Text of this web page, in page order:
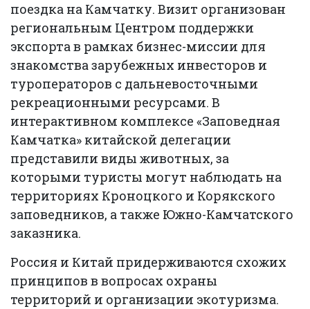
поездка на Камчатку. Визит организован
региональным Центром поддержки
экспорта в рамках бизнес-миссии для
знакомства зарубежных инвесторов и
туроператоров с дальневосточными
рекреационными ресурсами. В
интерактивном комплексе «Заповедная
Камчатка» китайской делегации
представили виды животных, за
которыми туристы могут наблюдать на
территориях Кроноцкого и Корякского
заповедников, а также Южно-Камчатского
заказника.
Россия и Китай придерживаются схожих
принципов в вопросах охраны
территорий и организации экотуризма.